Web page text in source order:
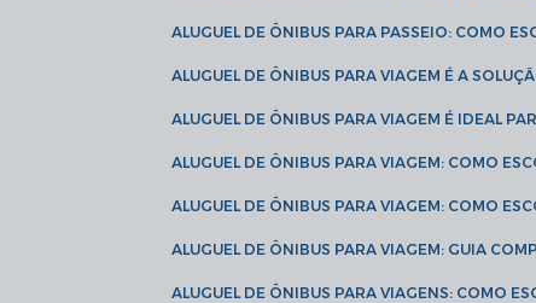
ALUGUEL DE ÔNIBUS PARA PASSEIO: COMO
ALUGUEL DE ÔNIBUS PARA VIAGEM É A
ALUGUEL DE ÔNIBUS PARA VIAGEM É IDEAL
ALUGUEL DE ÔNIBUS PARA VIAGEM: COMO
ALUGUEL DE ÔNIBUS PARA VIAGEM: COMO
ALUGUEL DE ÔNIBUS PARA VIAGEM: GUIA
ALUGUEL DE ÔNIBUS PARA VIAGENS: COMO